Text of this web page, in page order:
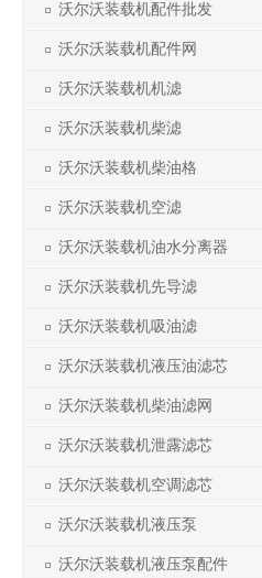
沃尔沃装载机配件批发
沃尔沃装载机配件网
沃尔沃装载机机滤
沃尔沃装载机柴滤
沃尔沃装载机柴油格
沃尔沃装载机空滤
沃尔沃装载机油水分离器
沃尔沃装载机先导滤
沃尔沃装载机吸油滤
沃尔沃装载机液压油滤芯
沃尔沃装载机柴油滤网
沃尔沃装载机泄露滤芯
沃尔沃装载机空调滤芯
沃尔沃装载机液压泵
沃尔沃装载机液压泵配件